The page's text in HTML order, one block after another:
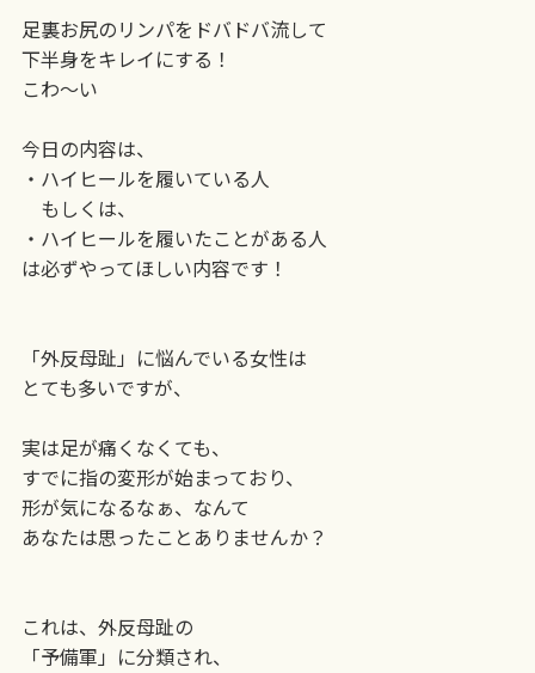
足裏お尻のリンパをドバドバ流して
下半身をキレイにする！
こわ〜い
今日の内容は、
・ハイヒールを履いている人
もしくは、
・ハイヒールを履いたことがある人
は必ずやってほしい内容です！
「外反母趾」に悩んでいる女性は
とても多いですが、
実は足が痛くなくても、
すでに指の変形が始まっており、
形が気になるなぁ、なんて
あなたは思ったことありませんか？
これは、外反母趾の
「予備軍」に分類され、